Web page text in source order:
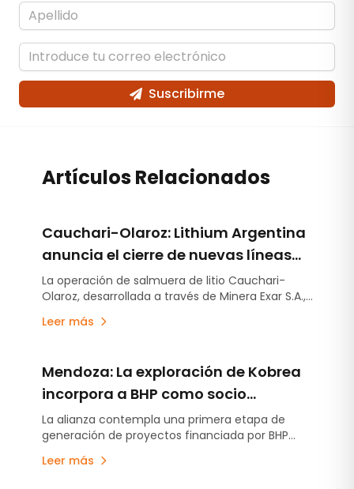
Suscribirme
Artículos Relacionados
Cauchari-Olaroz: Lithium Argentina
anuncia el cierre de nuevas líneas
de deuda por US$220 millones
La operación de salmuera de litio Cauchari-
Olaroz, desarrollada a través de Minera Exar S.A.,
garantizada por US$220 millones, fortaleciendo
avanzando con el plan de expansión –Etapa 2-
destinado a incrementar la capacidad de
producción en otras 45.000 toneladas anuales
de carbonato de litio equivalente.
Leer más
Mendoza: La exploración de Kobrea
incorpora a BHP como socio
estratégico
La alianza contempla una primera etapa de
generación de proyectos financiada por BHP
sobre hasta cuatro iniciativas mediante
Leer más